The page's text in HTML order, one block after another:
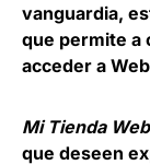
vanguardia,
que permite a
acceder a
Mi Tienda
que deseen